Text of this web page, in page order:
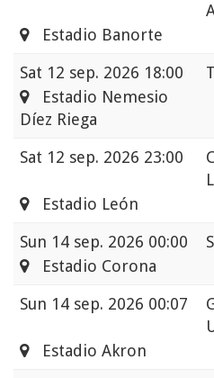
Estadio Banorte
Sat 12 sep. 2026 18:00
Estadio Nemesio
Díez Riega
Sat 12 sep. 2026 23:00
Estadio León
Sun 14 sep. 2026 00:00
Estadio Corona
Sun 14 sep. 2026 00:07
Estadio Akron